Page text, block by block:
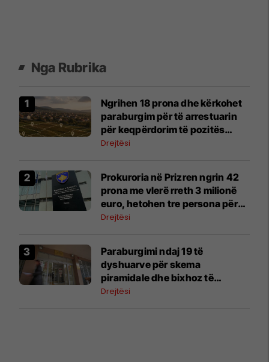
Nga Rubrika
Ngrihen 18 prona dhe kërkohet
paraburgim për të arrestuarin
për keqpërdorim të pozitës
zyrtare në rastin “Pronat në
Drejtësi
Prokuroria në Prizren ngrin 42
prona me vlerë rreth 3 milionë
euro, hetohen tre persona për
falsifikim dhe mashtrim
Drejtësi
Paraburgimi ndaj 19 të
dyshuarve për skema
piramidale dhe bixhoz të
paligjshëm në Mitrovicë
Drejtësi